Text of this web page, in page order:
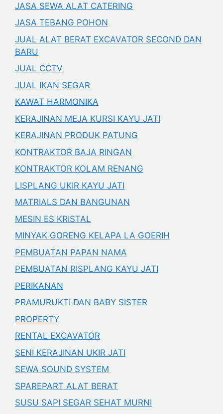
JASA SEWA ALAT CATERING
JASA TEBANG POHON
JUAL ALAT BERAT EXCAVATOR SECOND DAN
BARU
JUAL CCTV
JUAL IKAN SEGAR
KAWAT HARMONIKA
KERAJINAN MEJA KURSI KAYU JATI
KERAJINAN PRODUK PATUNG
KONTRAKTOR BAJA RINGAN
KONTRAKTOR KOLAM RENANG
LISPLANG UKIR KAYU JATI
MATRIALS DAN BANGUNAN
MESIN ES KRISTAL
MINYAK GORENG KELAPA LA GOERIH
PEMBUATAN PAPAN NAMA
PEMBUATAN RISPLANG KAYU JATI
PERIKANAN
PRAMURUKTI DAN BABY SISTER
PROPERTY
RENTAL EXCAVATOR
SENI KERAJINAN UKIR JATI
SEWA SOUND SYSTEM
SPAREPART ALAT BERAT
SUSU SAPI SEGAR SEHAT MURNI